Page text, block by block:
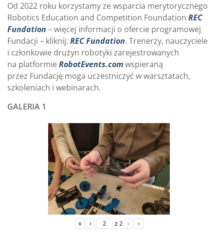
Od 2022 roku korzystamy ze wsparcia merytorycznego
Robotics Education and Competition Foundation REC
Fundation – więcej informacji o ofercie programowej
Fundacji – kliknij: REC Fundation. Trenerzy, nauczyciele
i członkowie drużyn robotyki zarejestrowanych
na platformieRobotEvents.comwspieraną
przez Fundację moga uczestniczyć w warsztatach,
szkoleniach i webinarach.
GALERIA 1
« ‹ z 2 › »